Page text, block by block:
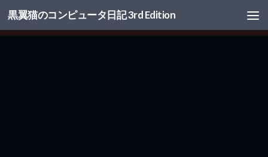
コンテンツへスキップ
黒翼猫のコンピュータ日記 3rd Edition